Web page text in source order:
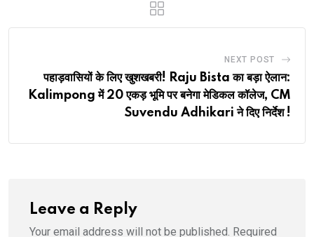
NEXT POST
पहाड़वासियों के लिए खुशखबरी! Raju Bista का बड़ा ऐलान:
Kalimpong में 20 एकड़ भूमि पर बनेगा मेडिकल कॉलेज, CM
Suvendu Adhikari ने दिए निर्देश !
Leave a Reply
Your email address will not be published. Required